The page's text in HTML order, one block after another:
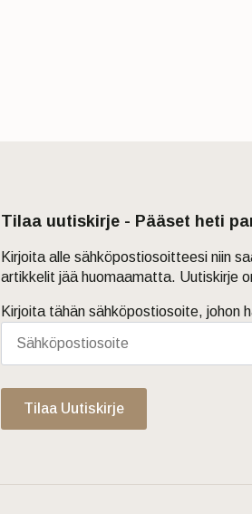
Tilaa uutiskirje - Pääset heti
Kirjoita alle sähköpostiosoitteesi niin
artikkelit jää huomaamatta. Uutiskirje
Kirjoita tähän sähköpostiosoite, johon
Tilaa Uutiskirje